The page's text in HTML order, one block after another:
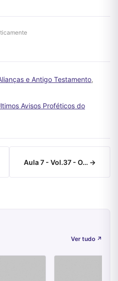
e Antigo Testamento,
Avisos Proféticos do
Aula 7 - Vol.37 - O… →
Ver tudo ↗